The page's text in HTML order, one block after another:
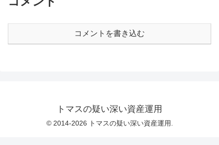
コメントを書き込む
トマスの疑い深い資産運用
© 2014-2026 トマスの疑い深い資産運用.